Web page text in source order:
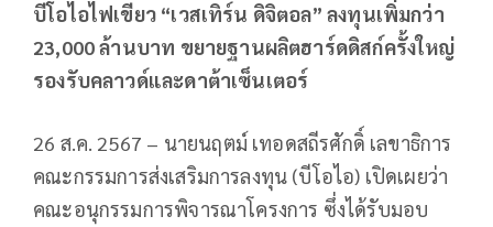
บีโอไอไฟเขียว “เวสเทิร์น ดิจิตอล” ลงทุนเพิ่มกว่า
23,000 ล้านบาท ขยายฐานผลิตฮาร์ดดิสก์ครั้งใหญ่
รองรับคลาวด์และดาต้าเซ็นเตอร์
26 ส.ค. 2567 – นายนฤตม์ เทอดสถีรศักดิ์ เลขาธิการ
คณะกรรมการส่งเสริมการลงทุน (บีโอไอ) เปิดเผยว่า
คณะอนุกรรมการพิจารณาโครงการ ซึ่งได้รับมอบ